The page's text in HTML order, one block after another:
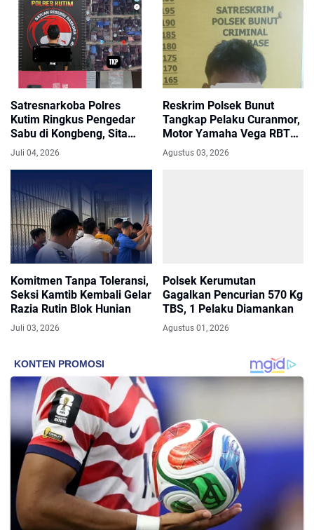
Satresnarkoba Polres
Kutim Ringkus Pengedar
Sabu di Kongbeng, Sita
1,82 Gram Barang Bukti
Juli 04, 2026
Reskrim Polsek Bunut
Tangkap Pelaku Curanmor,
Motor Yamaha Vega RBT
Ditemukan
Agustus 03, 2026
Komitmen Tanpa Toleransi,
Seksi Kamtib Kembali Gelar
Razia Rutin Blok Hunian
Juli 03, 2026
Polsek Kerumutan
Gagalkan Pencurian 570 Kg
TBS, 1 Pelaku Diamankan
Agustus 01, 2026